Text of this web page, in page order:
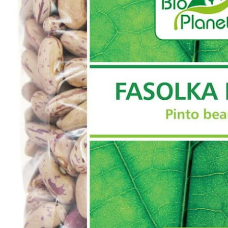
PT-
PT
SV
SQ
AR
KK
RO
SK
HU
IT
KA